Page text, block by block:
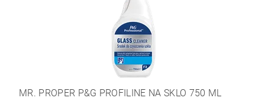
MR. PROPER P&G PROFILINE NA SKLO 750 ML